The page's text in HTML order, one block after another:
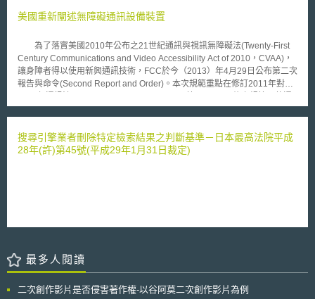
提供建議。
arrangement，指：司法互助條約或英國內閣大臣依法指定的條約）之前提
（appropriate officer）可向法院聲請搜索票，並憑藉搜索票請求被搜索自
然人或法人，提供儲存於英國境外的電子資料（electronic data）或特種電
子資料（excepted electronic data）。本法所稱「電子資料」係指以電子儲
存的資料；「特種電子資料」則是指法律專業人士與其客戶的通訊紀錄，或
自然人與死者在具有保密義務之情況下所產生的紀錄。 在英格蘭、威
關單位包含：員警（constable）、英國稅務海關總署（Revenue and
融調查人員（accredited financial investigator）、反恐金融調查人員
（counter-terrorism financial investigator）、英國金融行為監理總署
美國重新闡述無障礙通訊設備裝置
為了落實美國2010年公布之21世紀通訊與視訊無障礙法(Twenty-First
Century Communications and Video Accessibility Act of 2010，CVAA)，
讓身障者得以使用新興通訊技術，FCC於今（2013）年4月29日公布第二次
報告與命令(Second Report and Order)。本次規範重點在修訂2011年對
訊服務與設備製造之業者，負擔更多的無障礙義務。 針對第716條，規
覽器後，將被視為具有提供先進通訊服務(Advanced Communications
Services，ACS)之能力，而須提供身障人士無障礙使用非互連VOIP(non-
件可不受無障礙使用限制： 1.手機無法進行相容。 2.設備為客製化、且未有
公開販售。 美國於2010年時超過40%以上的成年人，使用網際網路收
發郵件、或獲取即時消息，但是，身障者卻難以享有資通訊的便利性。是
搜尋引擎業者刪除特定檢索結果之判斷基準－日本最高法院平成
28年(許)第45號(平成29年1月31日裁定)
最多人閱讀
二次創作影片是否侵害著作權-以谷阿莫二次創作影片為例